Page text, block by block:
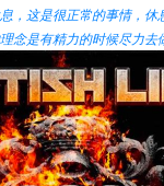
，这是很正常的事情，休
念是有精力的时候尽力去